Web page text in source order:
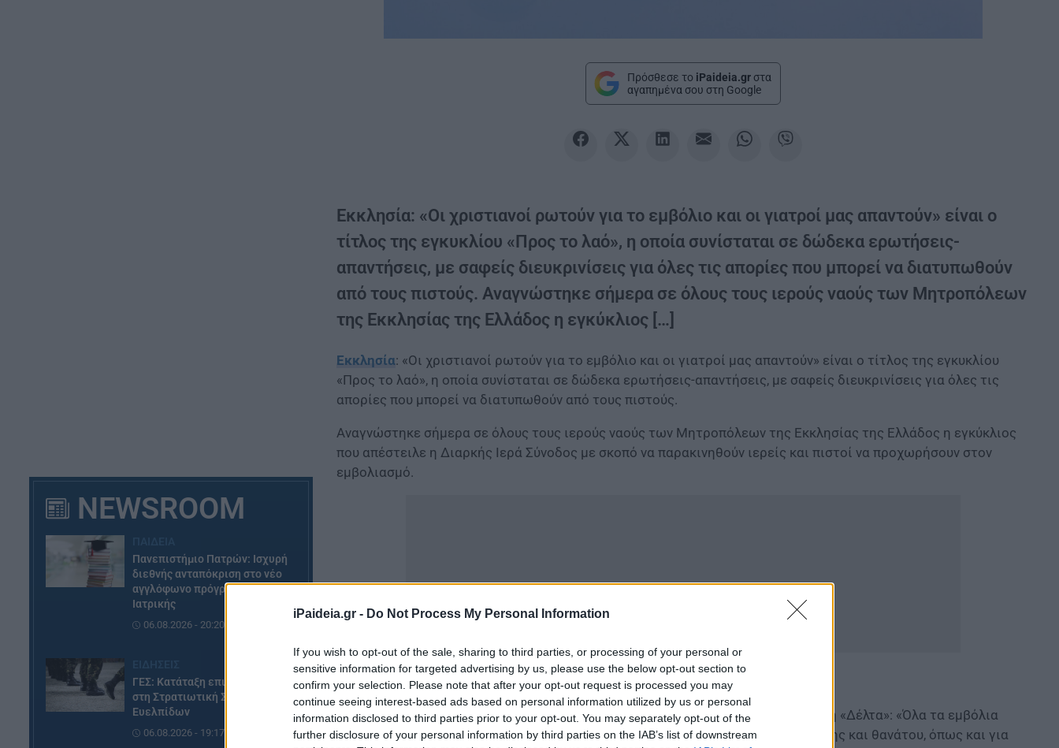
iPaideia.gr - Do Not Process My Personal Information
If you wish to opt-out of the sale, sharing to third parties, or processing of your personal or
sensitive information for targeted advertising by us, please use the below opt-out section to
confirm your selection. Please note that after your opt-out request is processed you may
continue seeing interest-based ads based on personal information utilized by us or personal
information disclosed to third parties prior to your opt-out. You may separately opt-out of the
further disclosure of your personal information by third parties on the IAB’s list of downstream
NEWSROOM
Πανεπιστήμιο Πατρών: Ισχυρή
διεθνής ανταπόκριση στο νέο
αγγλόφωνο πρόγραμμα
Ιατρικής
06.08.2026 - 20:20
ΓΕΣ: Κατάταξη επιτυχόντων
στη Στρατιωτική Σχολή
Ευελπίδων
06.08.2026 - 19:17
Πρόσθεσε το iPaideia.gr στα
αγαπημένα σου στη Google
Εκκλησία: «Οι χριστιανοί ρωτούν για το εμβόλιο και οι γιατροί μας απαντούν» είναι ο
τίτλος της εγκυκλίου «Προς το λαό», η οποία συνίσταται σε δώδεκα ερωτήσεις-
απαντήσεις, με σαφείς διευκρινίσεις για όλες τις απορίες που μπορεί να διατυπωθούν
από τους πιστούς. Αναγνώστηκε σήμερα σε όλους τους ιερούς ναούς των Μητροπόλεων
της Εκκλησίας της Ελλάδος η εγκύκλιος […]
Εκκλησία: «Οι χριστιανοί ρωτούν για το εμβόλιο και οι γιατροί μας απαντούν» είναι ο τίτλος της εγκυκλίου
«Προς το λαό», η οποία συνίσταται σε δώδεκα ερωτήσεις-απαντήσεις, με σαφείς διευκρινίσεις για όλες τις
απορίες που μπορεί να διατυπωθούν από τους πιστούς.
Αναγνώστηκε σήμερα σε όλους τους ιερούς ναούς των Μητροπόλεων της Εκκλησίας της Ελλάδος η εγκύκλιος
που απέστειλε η Διαρκής Ιερά Σύνοδος με σκοπό να παρακινηθούν ιερείς και πιστοί να προχωρήσουν στον
εμβολιασμό.
Ειδικότερα, δίνεται απάντηση εάν ο εμβολισμός προστατεύει από την μετάλλαξη «Δέλτα»: «Όλα τα εμβόλια
προσφέρουν υψηλή προστασία για την αποφυγή σοβαρής νόσησης, διασωλήνωσης και θανάτου, όπως και για